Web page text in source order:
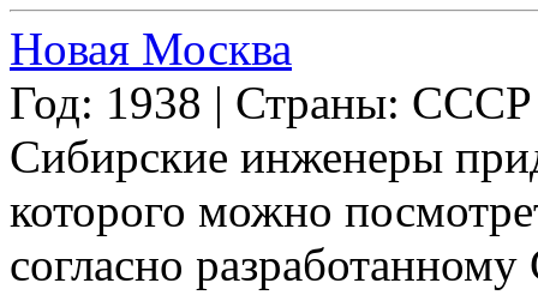
Новая Москва
Год: 1938 | Страны: СССР
Сибирские инженеры
которого можно
согласно